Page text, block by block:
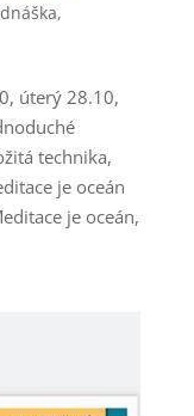
,
úterý 28.10,
technika,
je oceán
je oceán,